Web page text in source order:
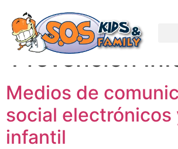
Categorías:
Prevención
Medios de
social electrónicos
infantil